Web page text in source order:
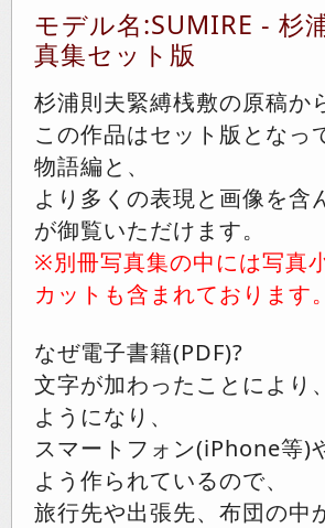
モデル名:SUMIRE - 杉
真集セット版
杉浦則夫緊縛桟敷の原稿か
この作品はセット版となっ
物語編と、
より多くの表現と画像を含
が御覧いただけます。
※別冊写真集の中には写真
カットも含まれております。
なぜ電子書籍(PDF)?
文字が加わったことにより
ようになり、
スマートフォン(iPhone等)
よう作られているので、
旅行先や出張先、布団の中